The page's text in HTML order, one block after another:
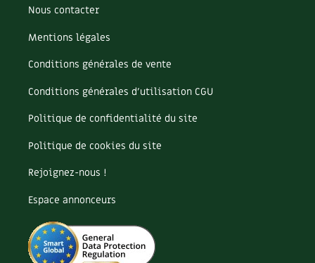
Société et alternatives
Autonomie
Enfants
Actions pour la planète
Archives
Nous contacter
Mentions légales
Conditions générales de vente
Conditions générales d’utilisation CGU
Politique de confidentialité du site
Politique de cookies du site
Rejoignez-nous !
Espace annonceurs